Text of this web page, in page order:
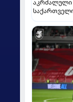
აკრძალული